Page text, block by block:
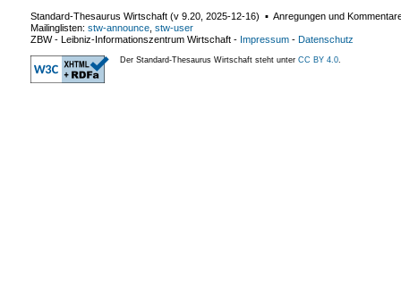
Standard-Thesaurus Wirtschaft (v 9.20 2025-12-16) ▪ Anregungen und
Mailinglisten: stw-announce stw-user
ZBW - Leibniz-Informationszentrum Wirtschaft - Impressum - Datenschutz
Der Standard-Thesaurus Wirtschaft steht unter CC BY 4.0